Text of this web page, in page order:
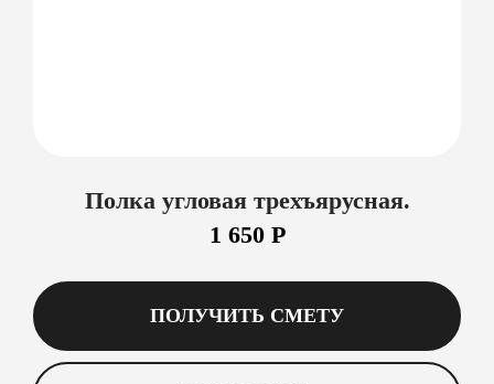
Полка угловая трехъярусная.
1 650 Р
ПОЛУЧИТЬ СМЕТУ